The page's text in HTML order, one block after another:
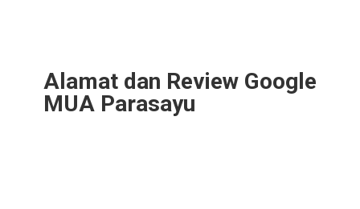
Alamat dan Review Google
MUA Parasayu